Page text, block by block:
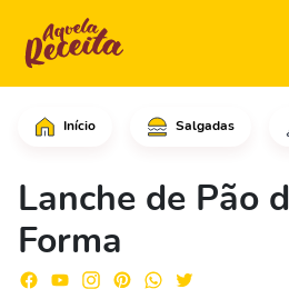
Início Salgadas
Lanche de Pão
Forma
Retire as cascas